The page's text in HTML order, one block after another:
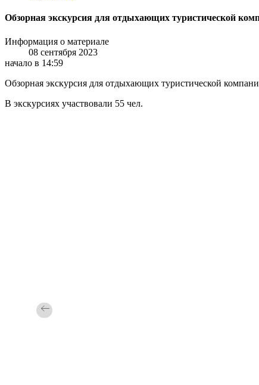
Обзорная экскурсия для отдыхающих туристической
Информация о материале
08 сентября 2023
начало в 14:59
Обзорная экскурсия для отдыхающих туристической
В экскурсиях участвовали 55 чел.